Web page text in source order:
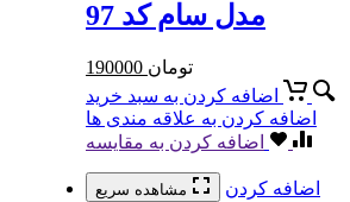
مدل سام کد 97
190000 تومان
اضافه کردن به سبد خرید
اضافه کردن به علاقه مندی ها
اضافه کردن به مقایسه
مشاهده سریع
اضافه کردن